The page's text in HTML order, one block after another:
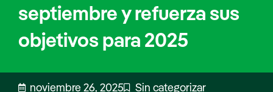
septiembre y refuerza sus
objetivos para 2025
noviembre 26, 2025 Sin categorizar